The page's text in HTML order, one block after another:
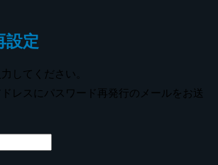
設定
してください。
レスにパスワード再発行のメールをお送